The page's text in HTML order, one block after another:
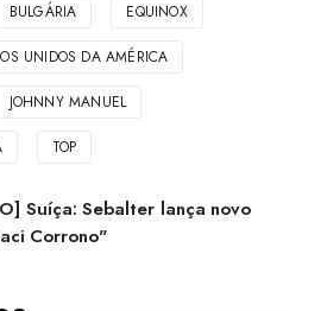
BULGÁRIA EQUINOX
UNIDOS DA AMÉRICA
JOHNNY MANUEL
TOP
Suíça: Sebalter lança novo
Corrono"